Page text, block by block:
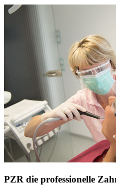
PZR die professionelle